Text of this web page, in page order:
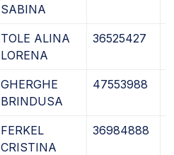
SABINA
TOLE ALINA
LORENA
36525427
GHERGHE
BRINDUSA
47553988
FERKEL
CRISTINA
36984888